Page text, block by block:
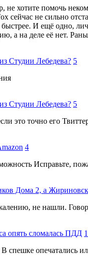
хотите помочь
сейчас не сильно
И ещё одно,
а на деле её нет.
Студии Лебедева? 5
Студии Лебедева? 5
это точно его
4
Исправьте,
Дома 2, а
не нашли.
опять сломалась ПДД
спешке опечатались